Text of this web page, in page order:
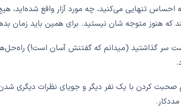
احساس تنهایی می‌کنید، چه مورد آزار واقع
که هنوز متوجه شان نيستيد. برای همین باید زمان
سر گذاشتید (میدانم که گفتنش آسان است!)
صحبت کردن با یک نفر دیگر و جویای نظرات دیگری